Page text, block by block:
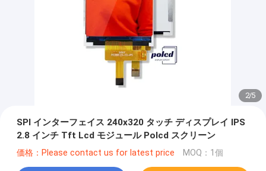
2/5
SPI インターフェイス 240x320 タッチ ディスプレイ IPS
2.8 インチ Tft Lcd モジュール Polcd スクリーン
価格：Please contact us for latest price MOQ：1個